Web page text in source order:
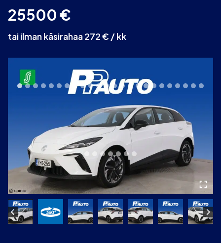
25500€
tai ilman käsirahaa 272 € / kk